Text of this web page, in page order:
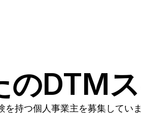
のDTM
持つ個人事業主を募集してい